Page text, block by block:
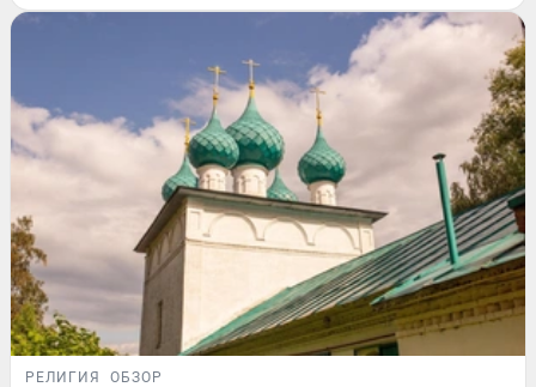
РЕЛИГИЯ ОБЗОР